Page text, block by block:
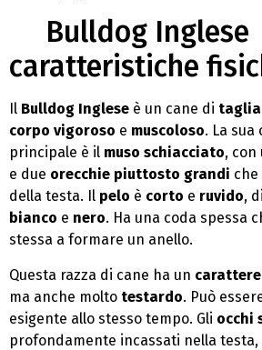
Bulldog Inglese
caratteristiche
Il Bulldog Inglese è un cane di taglia
corpo vigoroso e muscoloso. La
principale è il muso schiacciato, con
e due orecchie piuttosto grandi
della testa. Il pelo è corto e ruvido, di
bianco e nero. Ha una coda spessa
stessa a formare un anello.
Questa razza di cane ha un
ma anche molto testardo. Può
esigente allo stesso tempo. Gli occhi
profondamente incassati nella